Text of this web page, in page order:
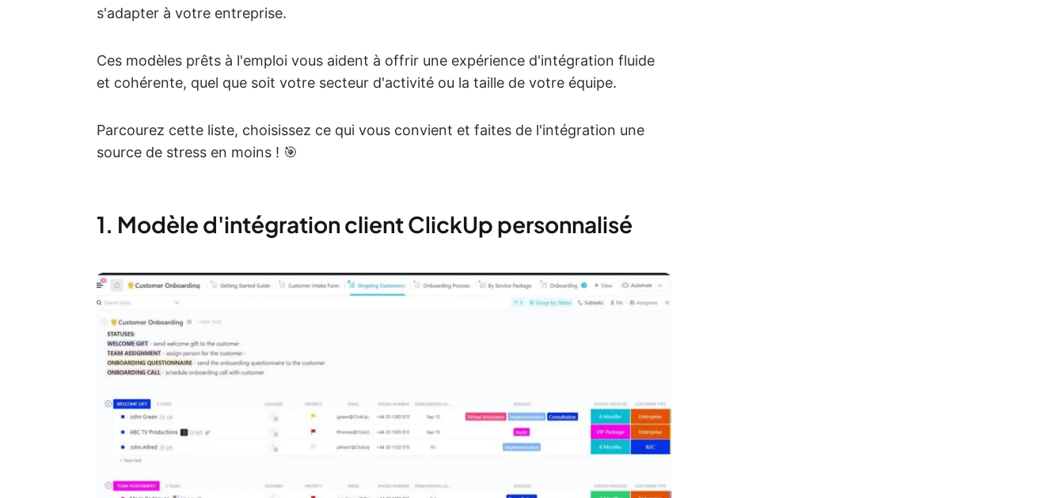
s'adapter à votre entreprise.
Ces modèles prêts à l'emploi vous aident à offrir une expérience d'intégration fluide
et cohérente, quel que soit votre secteur d'activité ou la taille de votre équipe.
Parcourez cette liste, choisissez ce qui vous convient et faites de l'intégration une
source de stress en moins ! 🎯
1. Modèle d'intégration client ClickUp personnalisé